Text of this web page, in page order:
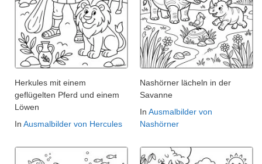
Herkules mit einem
geflügelten Pferd und einem
Löwen
In Ausmalbilder von Hercules
Nashörner lächeln in der
Savanne
In Ausmalbilder von
Nashörner